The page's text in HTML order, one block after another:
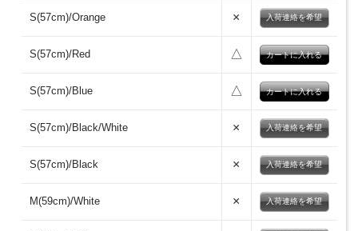
S(57cm)/Orange × 入荷連絡を希望
S(57cm)/Red △
S(57cm)/Blue △
S(57cm)/Black/White × 入荷連絡を希望
S(57cm)/Black × 入荷連絡を希望
M(59cm)/White × 入荷連絡を希望